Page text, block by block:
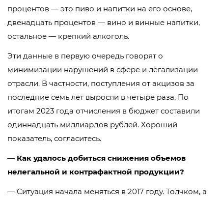
процентов — это пиво и напитки на его основе,
двенадцать процентов — вино и винные напитки,
остальное — крепкий алкоголь.
Эти данные в первую очередь говорят о
минимизации нарушений в сфере и легализации
отрасли. В частности, поступления от акцизов за
последние семь лет выросли в четыре раза. По
итогам 2023 года отчисления в бюджет составили
одиннадцать миллиардов рублей. Хороший
показатель, согласитесь.
— Как удалось добиться снижения объемов
нелегальной и контрафактной продукции?
— Ситуация начала меняться в 2017 году. Толчком, а